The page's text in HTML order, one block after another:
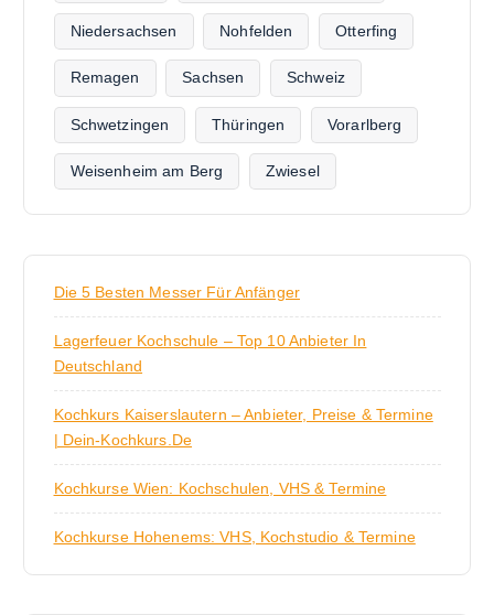
Niedersachsen Nohfelden Otterfing
Remagen Sachsen Schweiz
Schwetzingen Thüringen Vorarlberg
Weisenheim am Berg Zwiesel
Die 5 Besten Messer Für Anfänger
Lagerfeuer Kochschule – Top 10 Anbieter In
Deutschland
Kochkurs Kaiserslautern – Anbieter, Preise & Termine
| Dein-Kochkurs.de
Kochkurse Wien: Kochschulen, VHS & Termine
Kochkurse Hohenems: VHS, Kochstudio & Termine